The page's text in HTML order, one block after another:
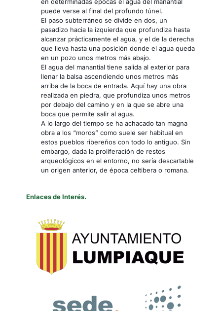
puede verse al final del profundo túnel.
El paso subterráneo se divide en dos, un
pasadizo hacia la izquierda que profundiza hasta
alcanzar prácticamente el agua, y el de la derecha
que lleva hasta una posición donde el agua queda
en un pozo unos metros más abajo.
El agua del manantial tiene salida al exterior para
llenar la balsa ascendiendo unos metros más
arriba de la boca de entrada. Aquí hay una obra
realizada en piedra, que profundiza unos metros
por debajo del camino y en la que se abre una
boca que permite salir al agua.
A lo largo del tiempo se ha achacado tan magna
obra a los “moros” como suele ser habitual en
estos pueblos ribereños con todo lo antiguo. Sin
embargo, dada la proliferación de restos
arqueológicos en el entorno, no sería descartable
un origen anterior, de época celtibera o romana.
Enlaces de Interés.